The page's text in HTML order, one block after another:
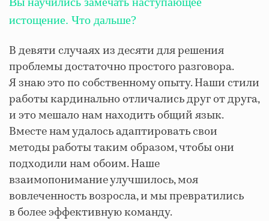
истощение. Что дальше?
В девяти случаях из десяти для решения
проблемы достаточно простого разговора.
Я знаю это по собственному опыту. Наши стили
работы кардинально отличались друг от друга,
и это мешало нам находить общий язык.
Вместе нам удалось адаптировать свои
методы работы таким образом, чтобы они
подходили нам обоим. Наше
взаимопонимание улучшилось, моя
вовлеченность возросла, и мы превратились
в более эффективную команду.